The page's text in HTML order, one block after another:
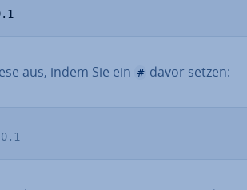
aus, indem Sie ein # davor setzen: